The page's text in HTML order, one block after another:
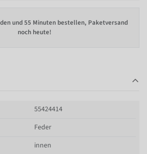
und 55 Minuten bestellen, Paketversand
noch heute!
55424414
Feder
innen